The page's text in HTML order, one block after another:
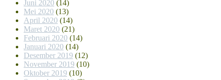
Juni 2020 (14)
Mei 2020 (13)
April 2020 (14)
Maret 2020 (21)
Februari 2020 (14)
Januari 2020 (14)
Desember 2019 (12)
November 2019 (10)
Oktober 2019 (10)